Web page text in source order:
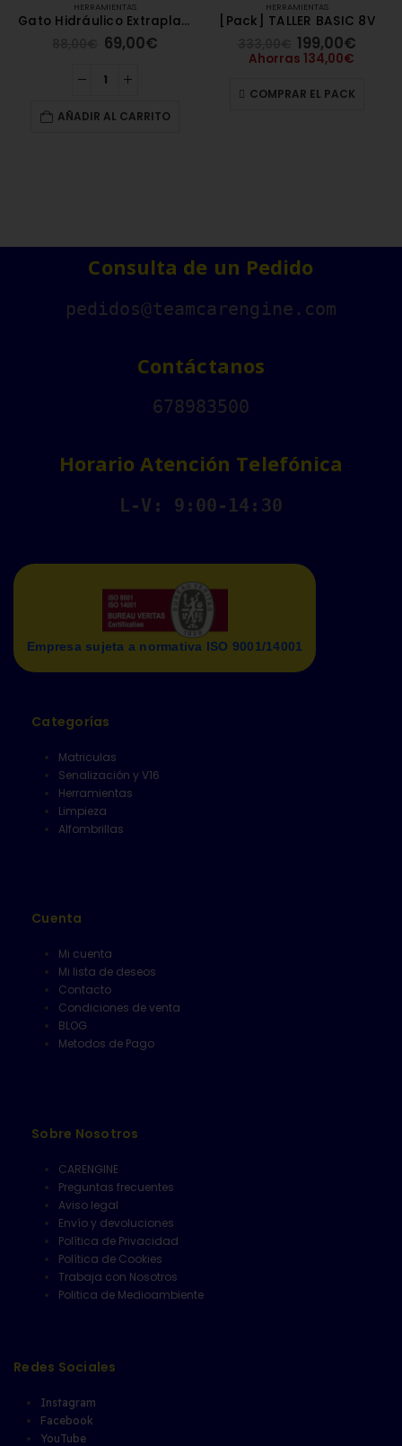
HERRAMIENTAS
Gato Hidráulico Extraplano 2 Toneladas | Compacto y Eficiente para Coches
69,00€
AÑADIR AL CARRITO
HERRAMIENTAS
[Pack] TALLER BASIC 8V
199,00€
Ahorras 134,00€
COMPRAR EL PACK
Consulta de un Pedido
pedidos@teamcarengine.com
Contáctanos
678983500
Horario Atención Telefónica
L-V: 9:00-14:30
Empresa sujeta a normativa ISO 9001/14001
Categorías
Matriculas
Senalización y V16
Herramientas
Limpieza
Alfombrillas
Cuenta
Mi cuenta
Mi lista de deseos
Contacto
Condiciones de venta
BLOG
Metodos de Pago
Sobre Nosotros
CARENGINE
Preguntas frecuentes
Aviso legal
Envío y devoluciones
Política de Privacidad
Política de Cookies
Trabaja con Nosotros
Politica de Medioambiente
Redes Sociales
Instagram
Facebook
YouTube